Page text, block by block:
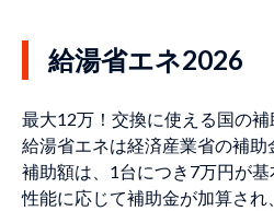
給湯省エネ2026
最大12万！交換に使える国の補
給湯省エネは経済産業省の補助
補助額は、1台につき7万円が基
性能に応じて補助金が加算さ